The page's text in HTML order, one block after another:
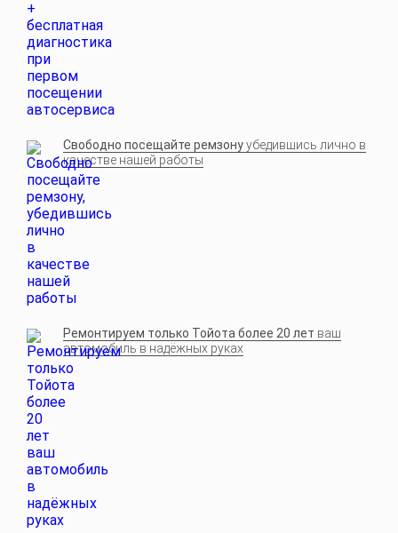
Свободно посещайте ремзонуубедившись лично в
качестве нашей работы
Ремонтируем только Тойота более 20 лет ваш
автомобиль в надёжных руках